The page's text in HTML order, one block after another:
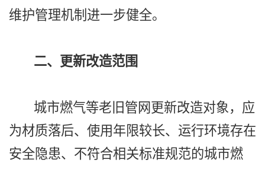
维护管理机制进一步健全。
二、更新改造范围
城市燃气等老旧管网更新改造对象，应
为材质落后、使用年限较长、运行环境存在
安全隐患、不符合相关标准规范的城市燃